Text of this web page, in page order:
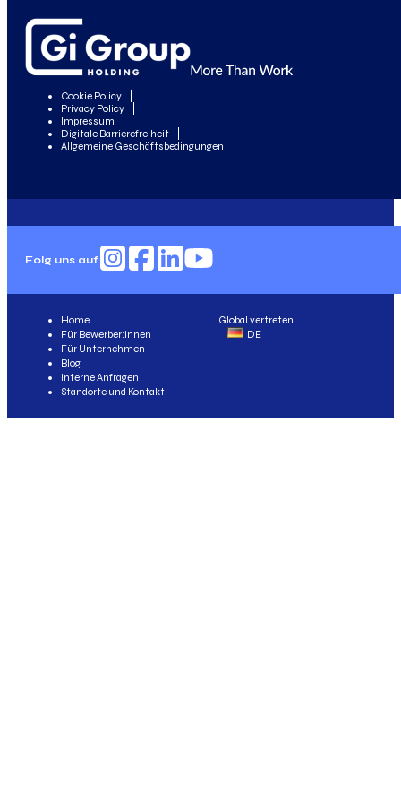
Cookie Policy
Privacy Policy
Impressum
Digitale Barrierefreiheit
Allgemeine Geschäftsbedingungen
Folg uns auf
Global vertreten
DE
Home
Für Bewerber:innen
Für Unternehmen
Blog
Interne Anfragen
Standorte und Kontakt